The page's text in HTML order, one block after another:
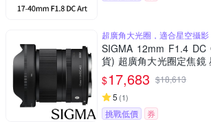
超廣角大光圈，適合星空攝影
SIGMA 12mm F1.4
貨) 超廣角大光圈定焦鏡
單眼專用鏡頭
$17,683 $18,613
5 (1)
挑戰低價
券